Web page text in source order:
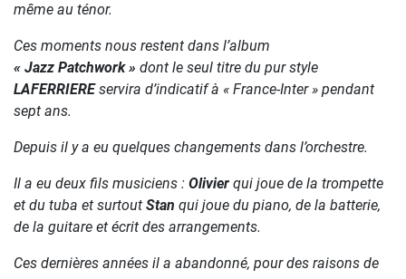
même au ténor.
Ces moments nous restent dans l’album
« Jazz Patchwork » dont le seul titre du pur style
LAFERRIEREservira d’indicatif à « France-Inter » pendant
sept ans.
Depuis il y a eu quelques changements dans l’orchestre.
Il a eu deux fils musiciens : Olivier qui joue de la trompette
et du tuba et surtout Stan qui joue du piano, de la batterie,
de la guitare et écrit des arrangements.
Ces dernières années il a abandonné, pour des raisons de